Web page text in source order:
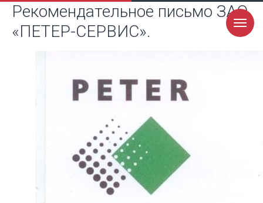
Рекомендательное письмо ЗАО
«ПЕТЕР-СЕРВИС».